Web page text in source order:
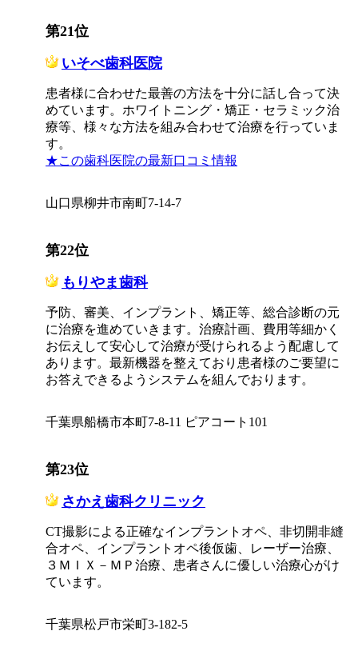
第21位
いそべ歯科医院
患者様に合わせた最善の方法を十分に話し合って決
めています。ホワイトニング・矯正・セラミック治
療等、様々な方法を組み合わせて治療を行っていま
す。
★この歯科医院の最新口コミ情報
山口県柳井市南町7-14-7
第22位
もりやま歯科
予防、審美、インプラント、矯正等、総合診断の元
に治療を進めていきます。治療計画、費用等細かく
お伝えして安心して治療が受けられるよう配慮して
あります。最新機器を整えており患者様のご要望に
お答えできるようシステムを組んでおります。
千葉県船橋市本町7-8-11 ピアコート101
第23位
さかえ歯科クリニック
CT撮影による正確なインプラントオペ、非切開非縫
合オペ、インプラントオペ後仮歯、レーザー治療、
３ＭＩＸ－ＭＰ治療、患者さんに優しい治療心がけ
ています。
千葉県松戸市栄町3-182-5